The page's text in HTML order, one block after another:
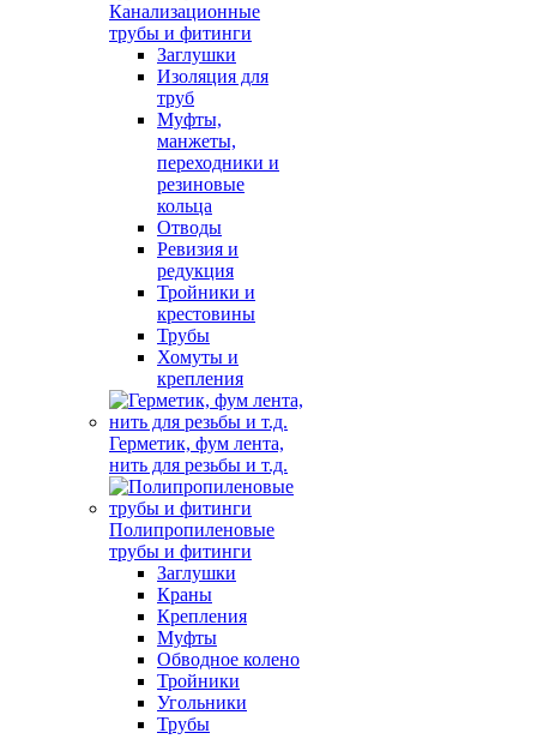
Канализационные
трубы и фитинги
Заглушки
Изоляция для
труб
Муфты,
манжеты,
переходники и
резиновые
кольца
Отводы
Ревизия и
редукция
Тройники и
крестовины
Трубы
Хомуты и
крепления
Герметик, фум лента,
нить для резьбы и т.д.
Полипропиленовые
трубы и фитинги
Заглушки
Краны
Крепления
Муфты
Обводное колено
Тройники
Угольники
Трубы